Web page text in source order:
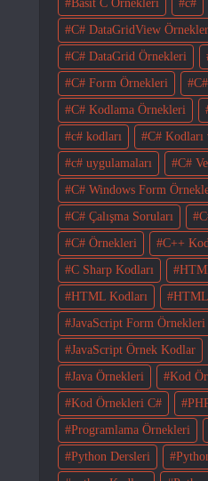
Basit C Örnekleri
c#
C# DataGridView
C# DataGrid Örnekleri
C# Form Örnekleri
C# Kodlama Örnekleri
c# kodları
C#
c# uygulamaları
C#
C# Windows Form
C# Çalışma Soruları
C# Örnekleri
C++
C Sharp Kodları
HTML Kodları
JavaScript Form Örnekleri
JavaScript Örnek Kodlar
Java Örnekleri
Kod
Kod Örnekleri C#
Programlama Örnekleri
Python Dersleri